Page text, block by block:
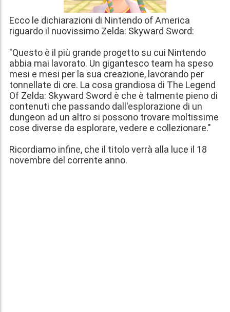
Ecco le dichiarazioni di Nintendo of America
riguardo il nuovissimo Zelda: Skyward Sword:
"Questo è il più grande progetto su cui Nintendo
abbia mai lavorato. Un gigantesco team ha speso
mesi e mesi per la sua creazione, lavorando per
tonnellate di ore. La cosa grandiosa di The Legend
Of Zelda: Skyward Sword è che è talmente pieno di
contenuti che passando dall'esplorazione di un
dungeon ad un altro si possono trovare moltissime
cose diverse da esplorare, vedere e collezionare."
Ricordiamo infine, che il titolo verrà alla luce il 18
novembre del corrente anno.